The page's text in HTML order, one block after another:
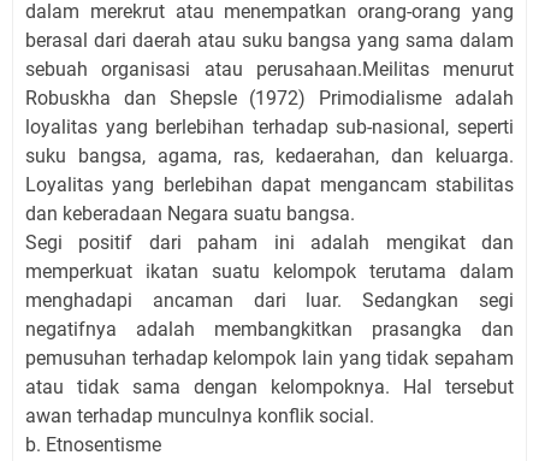
dalam merekrut atau menempatkan orang-orang yang
berasal dari daerah atau suku bangsa yang sama dalam
sebuah organisasi atau perusahaan.Meilitas menurut
Robuskha dan Shepsle (1972) Primodialisme adalah
loyalitas yang berlebihan terhadap sub-nasional, seperti
suku bangsa, agama, ras, kedaerahan, dan keluarga.
Loyalitas yang berlebihan dapat mengancam stabilitas
dan keberadaan Negara suatu bangsa.
Segi positif dari paham ini adalah mengikat dan
memperkuat ikatan suatu kelompok terutama dalam
menghadapi ancaman dari luar. Sedangkan segi
negatifnya adalah membangkitkan prasangka dan
pemusuhan terhadap kelompok lain yang tidak sepaham
atau tidak sama dengan kelompoknya. Hal tersebut
awan terhadap munculnya konflik social.
b. Etnosentisme